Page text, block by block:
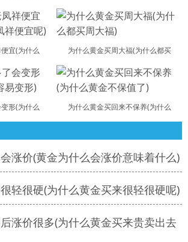
宜(为什么 为什么黄金买周大福(为什么都买
形(为什么 为什么黄金买回来不保养(为什么
涨价(黄金为什么会涨价意味着什么)
轻很硬(为什么黄金买来很轻很硬呢)
涨价很多(为什么黄金买来贵卖出去